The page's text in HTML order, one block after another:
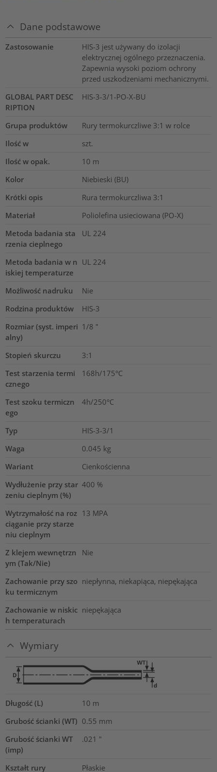
Dane podstawowe
Zastosowanie
HIS-3 jest używany do izolacji
elektrycznej ogólnego przeznaczenia.
Zapewnia wysoki poziom ochrony
przed uszkodzeniami mechanicznymi.
GLOBAL PART DESC
RIPTION
HIS-3-3/1-PO-X-BU
Grupa produktów
Rury termokurczliwe 3:1 w rolce
Ilość w
szt.
Ilość w opak.
10 m
Kolor
Niebieski (BU)
Krótki opis
Rura termokurczliwa 3:1
Materiał
Poliolefina usieciowana (PO-X)
Metoda badania sta
rzenia cieplnego
UL 224
Metoda badania w n
iskiej temperaturze
UL 224
Możliwość nadruku
Nie
Rodzina produktów
HIS-3
Rozmiar (syst. imperi
alny)
1/8 "
Stopień skurczu
3:1
Test starzenia termi
cznego
168h/175°C
Test szoku termiczn
ego
4h/250°C
Typ
HIS-3-3/1
Waga
0.045 kg
Wariant
Cienkościenna
Wydłużenie przy star
zeniu cieplnym (%)
400 %
Wytrzymałość na roz
ciąganie przy starze
niu cieplnym
13 MPA
Z klejem wewnętrzn
ym (Tak/Nie)
Nie
Zachowanie przy szo
ku termicznym
niepłynna, niekapiąca, niepękająca
Zachowanie w niskic
h temperaturach
niepękająca
Wymiary
Długość (L) 10 m
Grubość ścianki (WT) 0.55 mm
Grubość ścianki WT
(imp)
.021 "
Kształt rury Płaskie